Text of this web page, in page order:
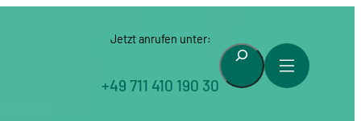
Jetzt anrufen unter:
+49 711 410 190 30
Suchen